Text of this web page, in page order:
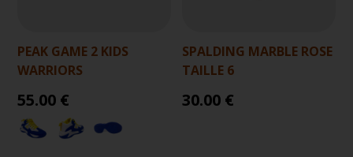
PEAK GAME 2 KIDS
WARRIORS
55.00 €
SPALDING MARBLE ROSE
TAILLE 6
30.00 €